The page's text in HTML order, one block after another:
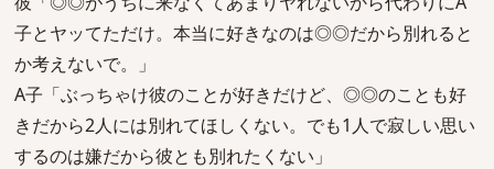
子とヤッてただけ。本当に好きなのは◎◎だから別れると
か考えないで。」
A子「ぶっちゃけ彼のことが好きだけど、◎◎のことも好
きだから2人には別れてほしくない。でも1人で寂しい思い
するのは嫌だから彼とも別れたくない」